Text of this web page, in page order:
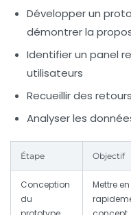
Développer un
démontrer la
Identifier un panel
utilisateurs
Recueillir des
Analyser les
Étape Objectif
Conception
du
Mettre